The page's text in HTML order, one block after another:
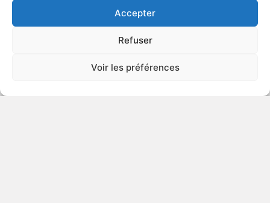
Accepter
Refuser
Voir les préférences
Penny Dreadful - Season 1